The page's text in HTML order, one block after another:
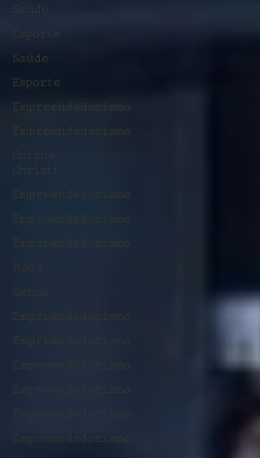
Saúde
Esporte
Saúde
Esporte
Empreendedorismo
Empreendedorismo
Corpus
Christi
Empreendedorismo
Empreendedorismo
Empreendedorismo
Moda
Dança
Empreendedorismo
Empreendedorismo
Empreendedorismo
Empreendedorismo
Empreendedorismo